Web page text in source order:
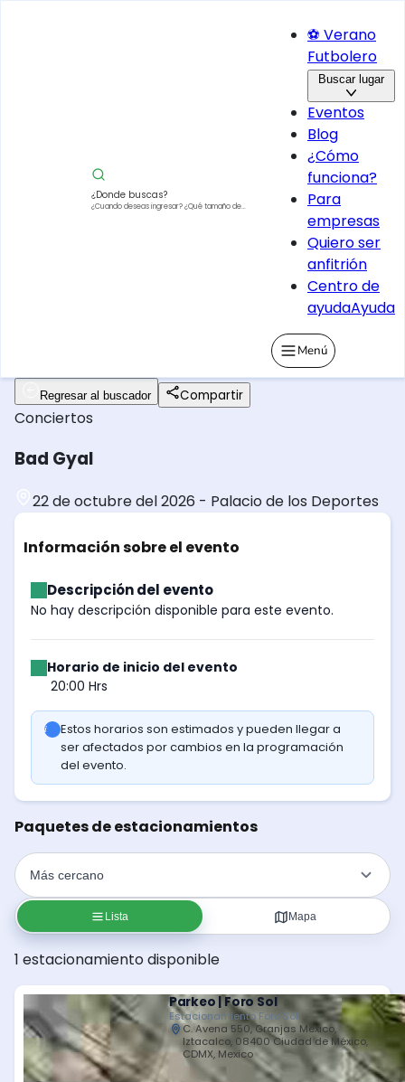
¿Donde buscas?
¿Cuando deseas ingresar?¿Qué tamaño de
⚽ Verano
Futbolero
Buscar lugar
Eventos
Blog
¿Cómo
funciona?
Para
empresas
Quiero ser
anfitrión
Centro de
ayudaAyuda
Menú
Regresar al buscador Compartir
Conciertos
Bad Gyal
22 de octubre del 2026 - Palacio de los Deportes
Información sobre el evento
Descripción del evento
No hay descripción disponible para este evento.
Horario de inicio del evento
20:00 Hrs
Estos horarios son estimados y pueden llegar a
ser afectados por cambios en la programación
del evento.
Paquetes de estacionamientos
Lista Mapa
1 estacionamiento disponible
Parkeo | Foro Sol
Estacionamiento Foro Sol
C. Avena 550, Granjas México,
Iztacalco, 08400 Ciudad de México,
CDMX, Mexico